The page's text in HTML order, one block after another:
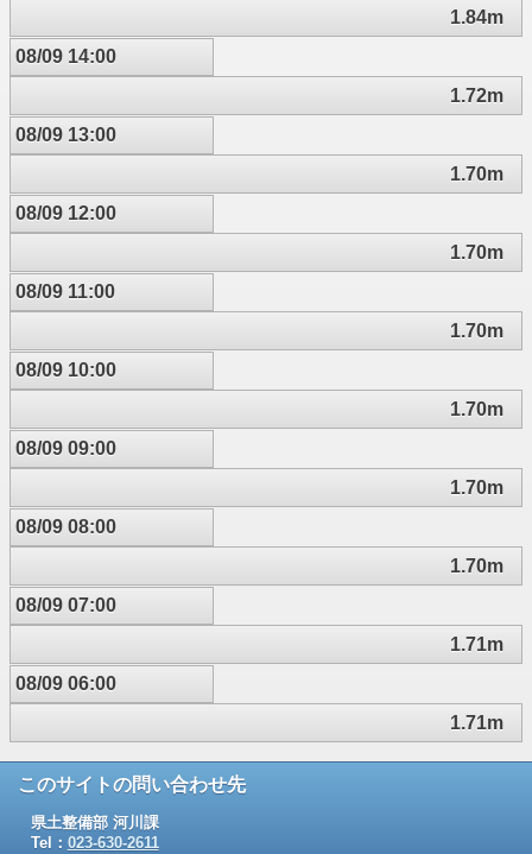
1.84m
08/09 14:00
1.72m
08/09 13:00
1.70m
08/09 12:00
1.70m
08/09 11:00
1.70m
08/09 10:00
1.70m
08/09 09:00
1.70m
08/09 08:00
1.70m
08/09 07:00
1.71m
08/09 06:00
1.71m
このサイトの問い合わせ先
県土整備部 河川課
Tel： 023-630-2611